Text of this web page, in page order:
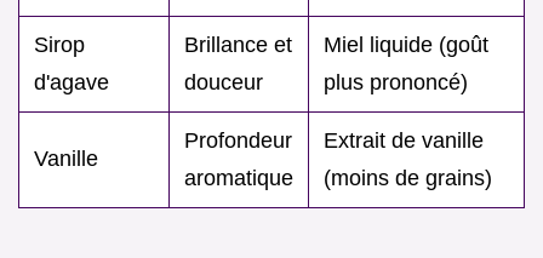
Sirop
d'agave
Brillance et
douceur
Miel liquide (goût
plus prononcé)
Vanille
Profondeur
aromatique
Extrait de vanille
(moins de grains)